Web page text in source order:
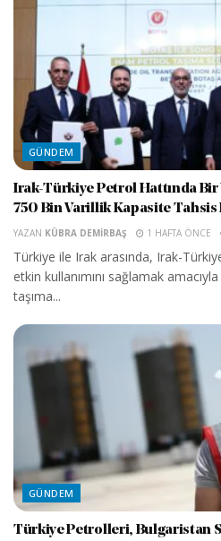
GÜNDEM
Irak-Türkiye Petrol Hattında Bir
750 Bin Varillik Kapasite Tahsis
YAZAN KÜBRA DEMIRBAŞ 1 HAFTA ÖNCE
Türkiye ile Irak arasında, Irak-
etkin kullanımını sağlamak
taşıma...
GÜNDEM
Türkiye Petrolleri, Bulgaristan